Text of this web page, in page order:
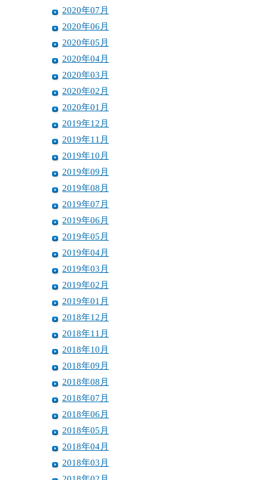
2020年07月
2020年06月
2020年05月
2020年04月
2020年03月
2020年02月
2020年01月
2019年12月
2019年11月
2019年10月
2019年09月
2019年08月
2019年07月
2019年06月
2019年05月
2019年04月
2019年03月
2019年02月
2019年01月
2018年12月
2018年11月
2018年10月
2018年09月
2018年08月
2018年07月
2018年06月
2018年05月
2018年04月
2018年03月